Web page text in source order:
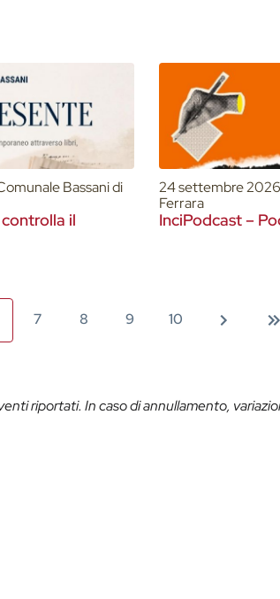
Bassani di
il
24 settembre
Ferrara
InciPodcast –
7 8 9 10
riportati. In caso di annullamento,